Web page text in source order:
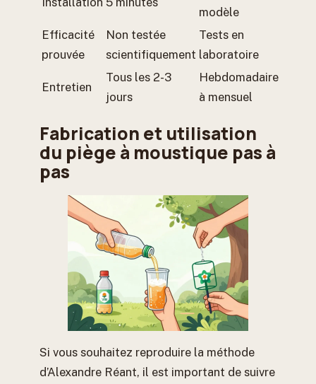
modèle
Efficacité
prouvée
Non testée
scientifiquement
Tests en
laboratoire
Entretien
Tous les 2-3
jours
Hebdomadaire
à mensuel
Fabrication et utilisation
du piège à moustique pas à
pas
Si vous souhaitez reproduire la méthode
d’Alexandre Réant, il est important de suivre